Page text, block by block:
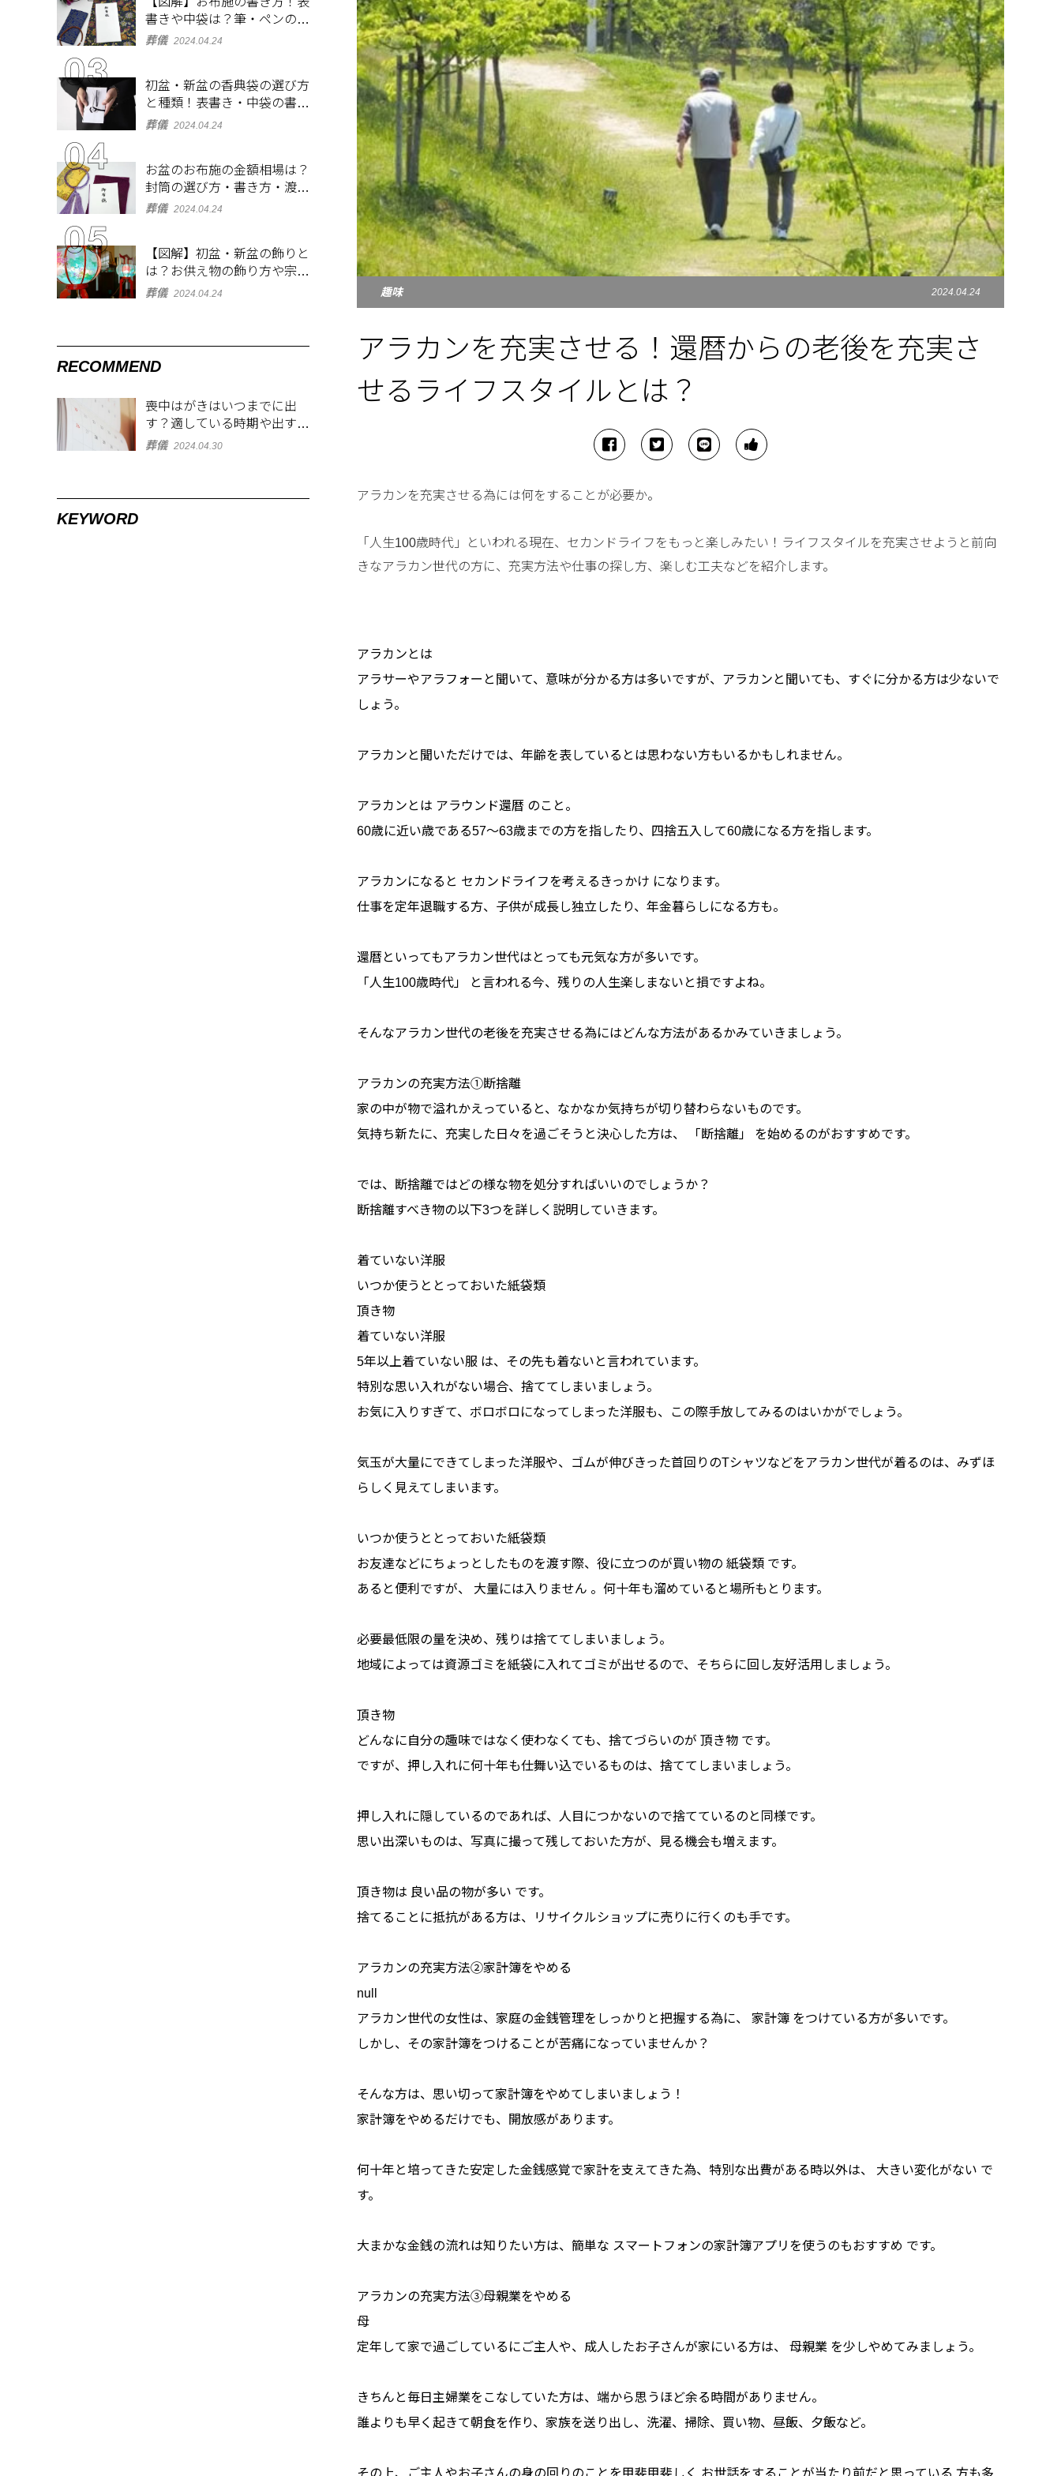
趣味 2024.04.24
アラカンを充実させる！還暦からの老後を充実さ
せるライフスタイルとは？
アラカンを充実させる為には何をすることが必要か。
「人生100歳時代」といわれる現在、セカンドライフをもっと楽しみたい！ライフスタイルを充実させようと前向
きなアラカン世代の方に、充実方法や仕事の探し方、楽しむ工夫などを紹介します。
アラカンとは
アラサーやアラフォーと聞いて、意味が分かる方は多いですが、アラカンと聞いても、すぐに分かる方は少ないで
しょう。
アラカンと聞いただけでは、年齢を表しているとは思わない方もいるかもしれません。
アラカンとは アラウンド還暦 のこと。
60歳に近い歳である57〜63歳までの方を指したり、四捨五入して60歳になる方を指します。
アラカンになると セカンドライフを考えるきっかけ になります。
仕事を定年退職する方、子供が成長し独立したり、年金暮らしになる方も。
還暦といってもアラカン世代はとっても元気な方が多いです。
「人生100歳時代」 と言われる今、残りの人生楽しまないと損ですよね。
そんなアラカン世代の老後を充実させる為にはどんな方法があるかみていきましょう。
アラカンの充実方法①断捨離
家の中が物で溢れかえっていると、なかなか気持ちが切り替わらないものです。
気持ち新たに、充実した日々を過ごそうと決心した方は、 「断捨離」 を始めるのがおすすめです。
では、断捨離ではどの様な物を処分すればいいのでしょうか？
断捨離すべき物の以下3つを詳しく説明していきます。
着ていない洋服
いつか使うととっておいた紙袋類
頂き物
着ていない洋服
5年以上着ていない服 は、その先も着ないと言われています。
特別な思い入れがない場合、捨ててしまいましょう。
お気に入りすぎて、ボロボロになってしまった洋服も、この際手放してみるのはいかがでしょう。
気玉が大量にできてしまった洋服や、ゴムが伸びきった首回りのTシャツなどをアラカン世代が着るのは、みずほ
らしく見えてしまいます。
いつか使うととっておいた紙袋類
お友達などにちょっとしたものを渡す際、役に立つのが買い物の 紙袋類 です。
あると便利ですが、 大量には入りません 。何十年も溜めていると場所もとります。
必要最低限の量を決め、残りは捨ててしまいましょう。
地域によっては資源ゴミを紙袋に入れてゴミが出せるので、そちらに回し友好活用しましょう。
頂き物
どんなに自分の趣味ではなく使わなくても、捨てづらいのが 頂き物 です。
ですが、押し入れに何十年も仕舞い込でいるものは、捨ててしまいましょう。
押し入れに隠しているのであれば、人目につかないので捨てているのと同様です。
思い出深いものは、写真に撮って残しておいた方が、見る機会も増えます。
頂き物は 良い品の物が多い です。
捨てることに抵抗がある方は、リサイクルショップに売りに行くのも手です。
アラカンの充実方法②家計簿をやめる
null
アラカン世代の女性は、家庭の金銭管理をしっかりと把握する為に、 家計簿 をつけている方が多いです。
しかし、その家計簿をつけることが苦痛になっていませんか？
そんな方は、思い切って家計簿をやめてしまいましょう！
家計簿をやめるだけでも、開放感があります。
何十年と培ってきた安定した金銭感覚で家計を支えてきた為、特別な出費がある時以外は、 大きい変化がない で
す。
大まかな金銭の流れは知りたい方は、簡単な スマートフォンの家計簿アプリを使うのもおすすめ です。
アラカンの充実方法③母親業をやめる
母
定年して家で過ごしているにご主人や、成人したお子さんが家にいる方は、 母親業 を少しやめてみましょう。
きちんと毎日主婦業をこなしていた方は、端から思うほど余る時間がありません。
誰よりも早く起きて朝食を作り、家族を送り出し、洗濯、掃除、買い物、昼飯、夕飯など。
書きや中袋は？筆・ペンのマ
ナーとよくあるQ&A集
葬儀 2024.04.24
初盆・新盆の香典袋の選び方
と種類！表書き・中袋の書き
方、お札の入れ方も
葬儀 2024.04.24
お盆のお布施の金額相場は？
封筒の選び方・書き方・渡し
方も解説
葬儀 2024.04.24
【図解】初盆・新盆の飾りと
は？お供え物の飾り方や宗派
ごとの違いを解説！
葬儀 2024.04.24
RECOMMEND
喪中はがきはいつまでに出
す？適している時期や出す範
囲を解説！
葬儀 2024.04.30
KEYWORD